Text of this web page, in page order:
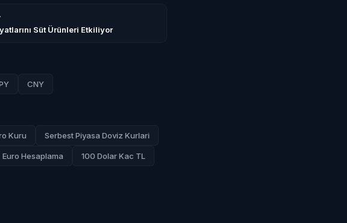
Süt Ürünleri Etkiliyor
CNY
Kuru Serbest Piyasa Doviz Kurlari
Euro Hesaplama 100 Dolar Kac TL